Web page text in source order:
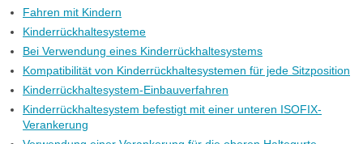
Fahren mit Kindern
Kinderrückhaltesysteme
Bei Verwendung eines Kinderrückhaltesystems
Kompatibilität von Kinderrückhaltesystemen für jede Sitzposition
Kinderrückhaltesystem-Einbauverfahren
Kinderrückhaltesystem befestigt mit einer unteren ISOFIX-
Verankerung